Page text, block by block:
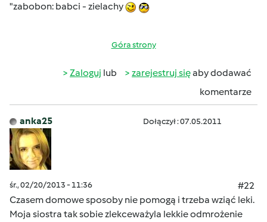
"zabobon: babci - zielachy
Góra strony
Zaloguj lub zarejestruj sięaby dodawać
komentarze
anka25 Dołączył : 07.05.2011
śr., 02/20/2013 - 11:36
#22
Czasem domowe sposoby nie pomogą i trzeba wziąć leki.
Moja siostra tak sobie zlekceważyla lekkie odmrożenie